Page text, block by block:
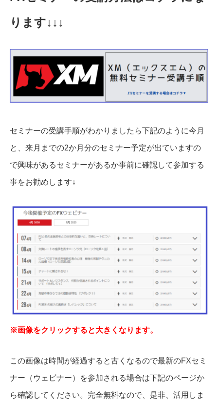
ります↓↓↓
セミナーの受講手順がわかりましたら下記のように今月
と、来月までの2か月分のセミナー予定が出ていますの
で興味があるセミナーがあるか事前に確認して参加する
事をお勧めします↓
※画像をクリックすると大きくなります。
この画像は時間が経過すると古くなるので最新のFXセミ
ナー（ウェビナー）を参加される場合は下記のページか
ら確認してください。完全無料なので、是非、活用しま